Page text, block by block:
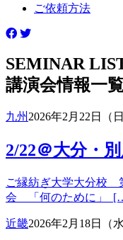
ご依頼方法
SEMINAR
講演会情報一
九州2026年2月22日（日
2/22＠大分・
ご縁紡ぎ大学大分校
会 「何のために」
近畿2026年2月18日（水